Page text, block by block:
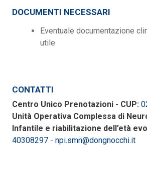
DOCUMENTI NECESSARI
Eventuale documentazione
utile
CONTATTI
Centro Unico Prenotazioni - CUP:
Unità Operativa Complessa di
Infantile e riabilitazione dell’età
40308297 - npi.smn@dongnocchi.it